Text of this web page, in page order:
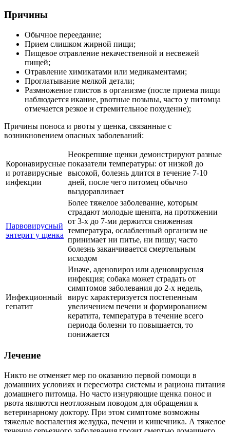
Причины
Обычное переедание;
Прием слишком жирной пищи;
Пищевое отравление некачественной и несвежей
пищей;
Отравление химикатами или медикаментами;
Проглатывание мелкой детали;
Размножение глистов в организме (после приема пищи
наблюдается икание, рвотные позывы, часто у питомца
отмечается резкое и стремительное похудение);
Причины поноса и рвоты у щенка, связанные с
возникновением опасных заболеваний:
Коронавирусные
и ротавирусные
инфекции
Неокрепшие щенки демонстрируют разные
показатели температуры: от низкой до
высокой, болезнь длится в течение 7-10
дней, после чего питомец обычно
выздоравливает
Парвовирусный
энтерит у щенка
Более тяжелое заболевание, которым
страдают молодые щенята, на протяжении
от 3-х до 7-ми держится сниженная
температура, ослабленный организм не
принимает ни питье, ни пишу; часто
болезнь заканчивается смертельным
исходом
Инфекционный
гепатит
Иначе, аденовироз или аденовирусная
инфекция; собака может страдать от
симптомов заболевания до 2-х недель,
вирус характеризуется постепенным
увеличением печени и формированием
кератита, температура в течение всего
периода болезни то повышается, то
понижается
Лечение
Никто не отменяет мер по оказанию первой помощи в
домашних условиях и пересмотра системы и рациона питания
домашнего питомца. Но часто изнуряющие щенка понос и
рвота являются неотложным поводом для обращения к
ветеринарному доктору. При этом симптоме возможны
тяжелые воспаления желудка, печени и кишечника. А тяжелое